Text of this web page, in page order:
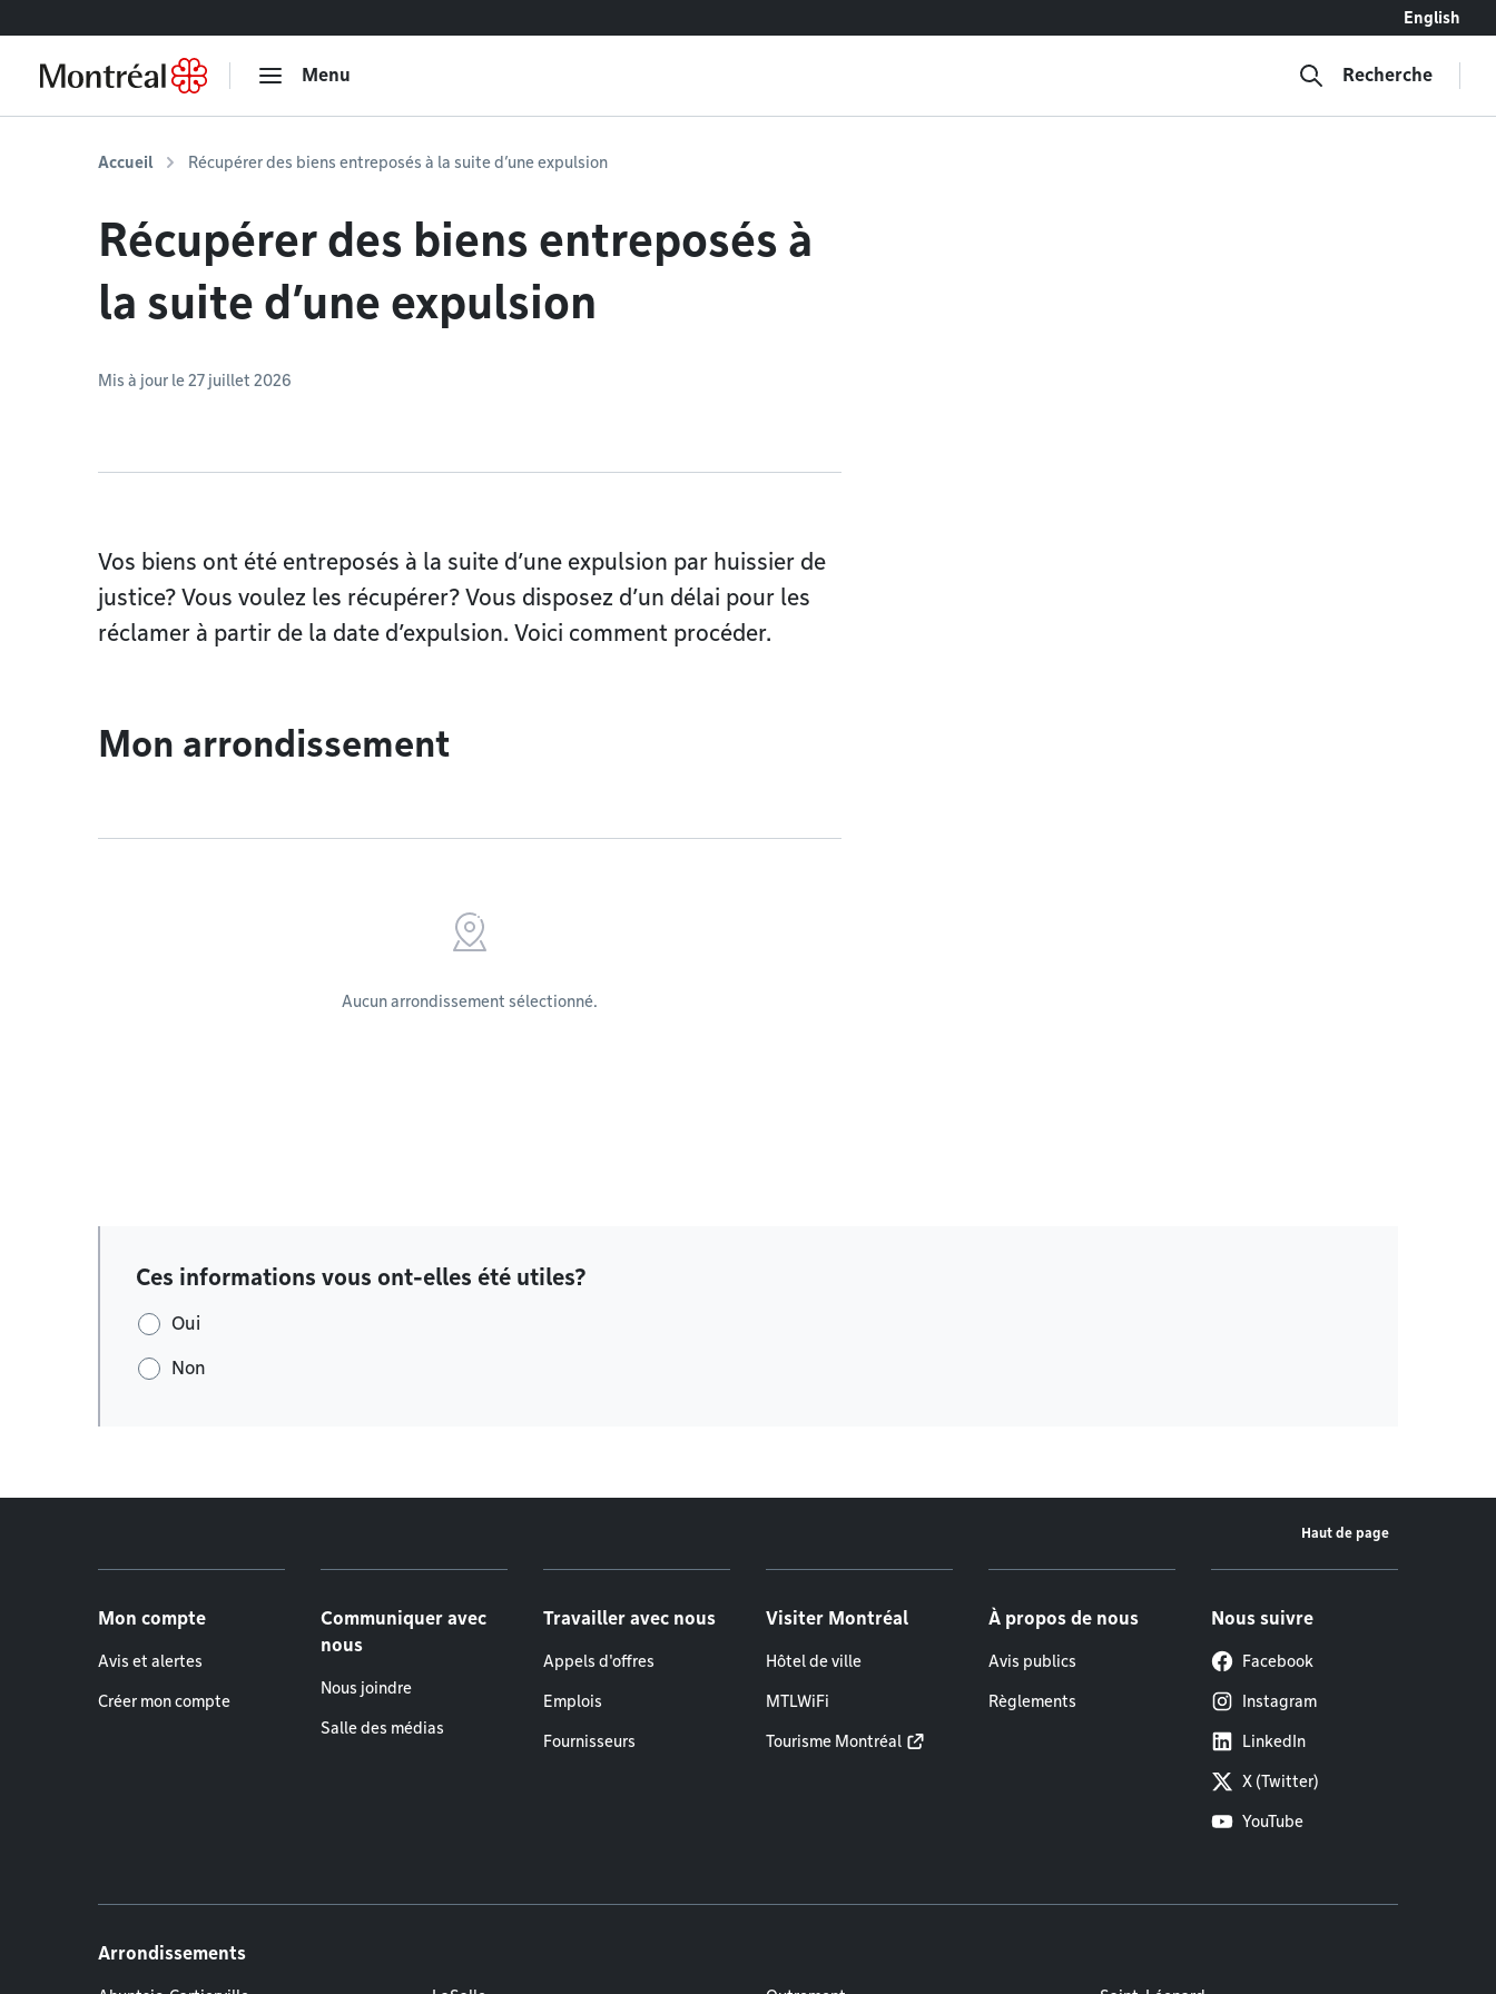
English
Menu Recherche
Accueil Récupérer des biens entreposés à la suite d’une expulsion
Récupérer des biens entreposés à
la suite d’une expulsion
Mis à jour le 27 juillet 2026
Vos biens ont été entreposés à la suite d’une expulsion par huissier de
justice? Vous voulez les récupérer? Vous disposez d’un délai pour les
réclamer à partir de la date d’expulsion. Voici comment procéder.
Mon arrondissement
Aucun arrondissement sélectionné.
Ces informations vous ont-elles été utiles?
Oui
Non
Haut de page
Mon compte
Avis et alertes
Créer mon compte
Communiquer avec
nous
Nous joindre
Salle des médias
Travailler avec nous
Appels d'offres
Emplois
Fournisseurs
Visiter Montréal
Hôtel de ville
MTLWiFi
Tourisme Montréal
À propos de nous
Avis publics
Règlements
Nous suivre
Facebook
Instagram
LinkedIn
X (Twitter)
YouTube
Arrondissements